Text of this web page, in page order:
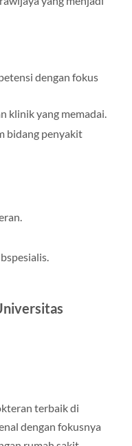
dengan fokus
klinik yang memadai.
bidang penyakit
terbaik di
dengan fokusnya